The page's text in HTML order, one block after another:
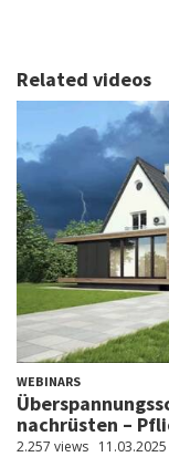
Related videos
WEBINARS
nachrüsten –
2.257 views 11.03.2025